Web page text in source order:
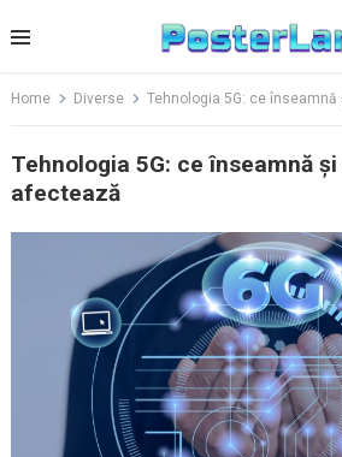
to
Home Diverse Tehnologia 5G: ce
Tehnologia 5G: ce înseamnă
afectează